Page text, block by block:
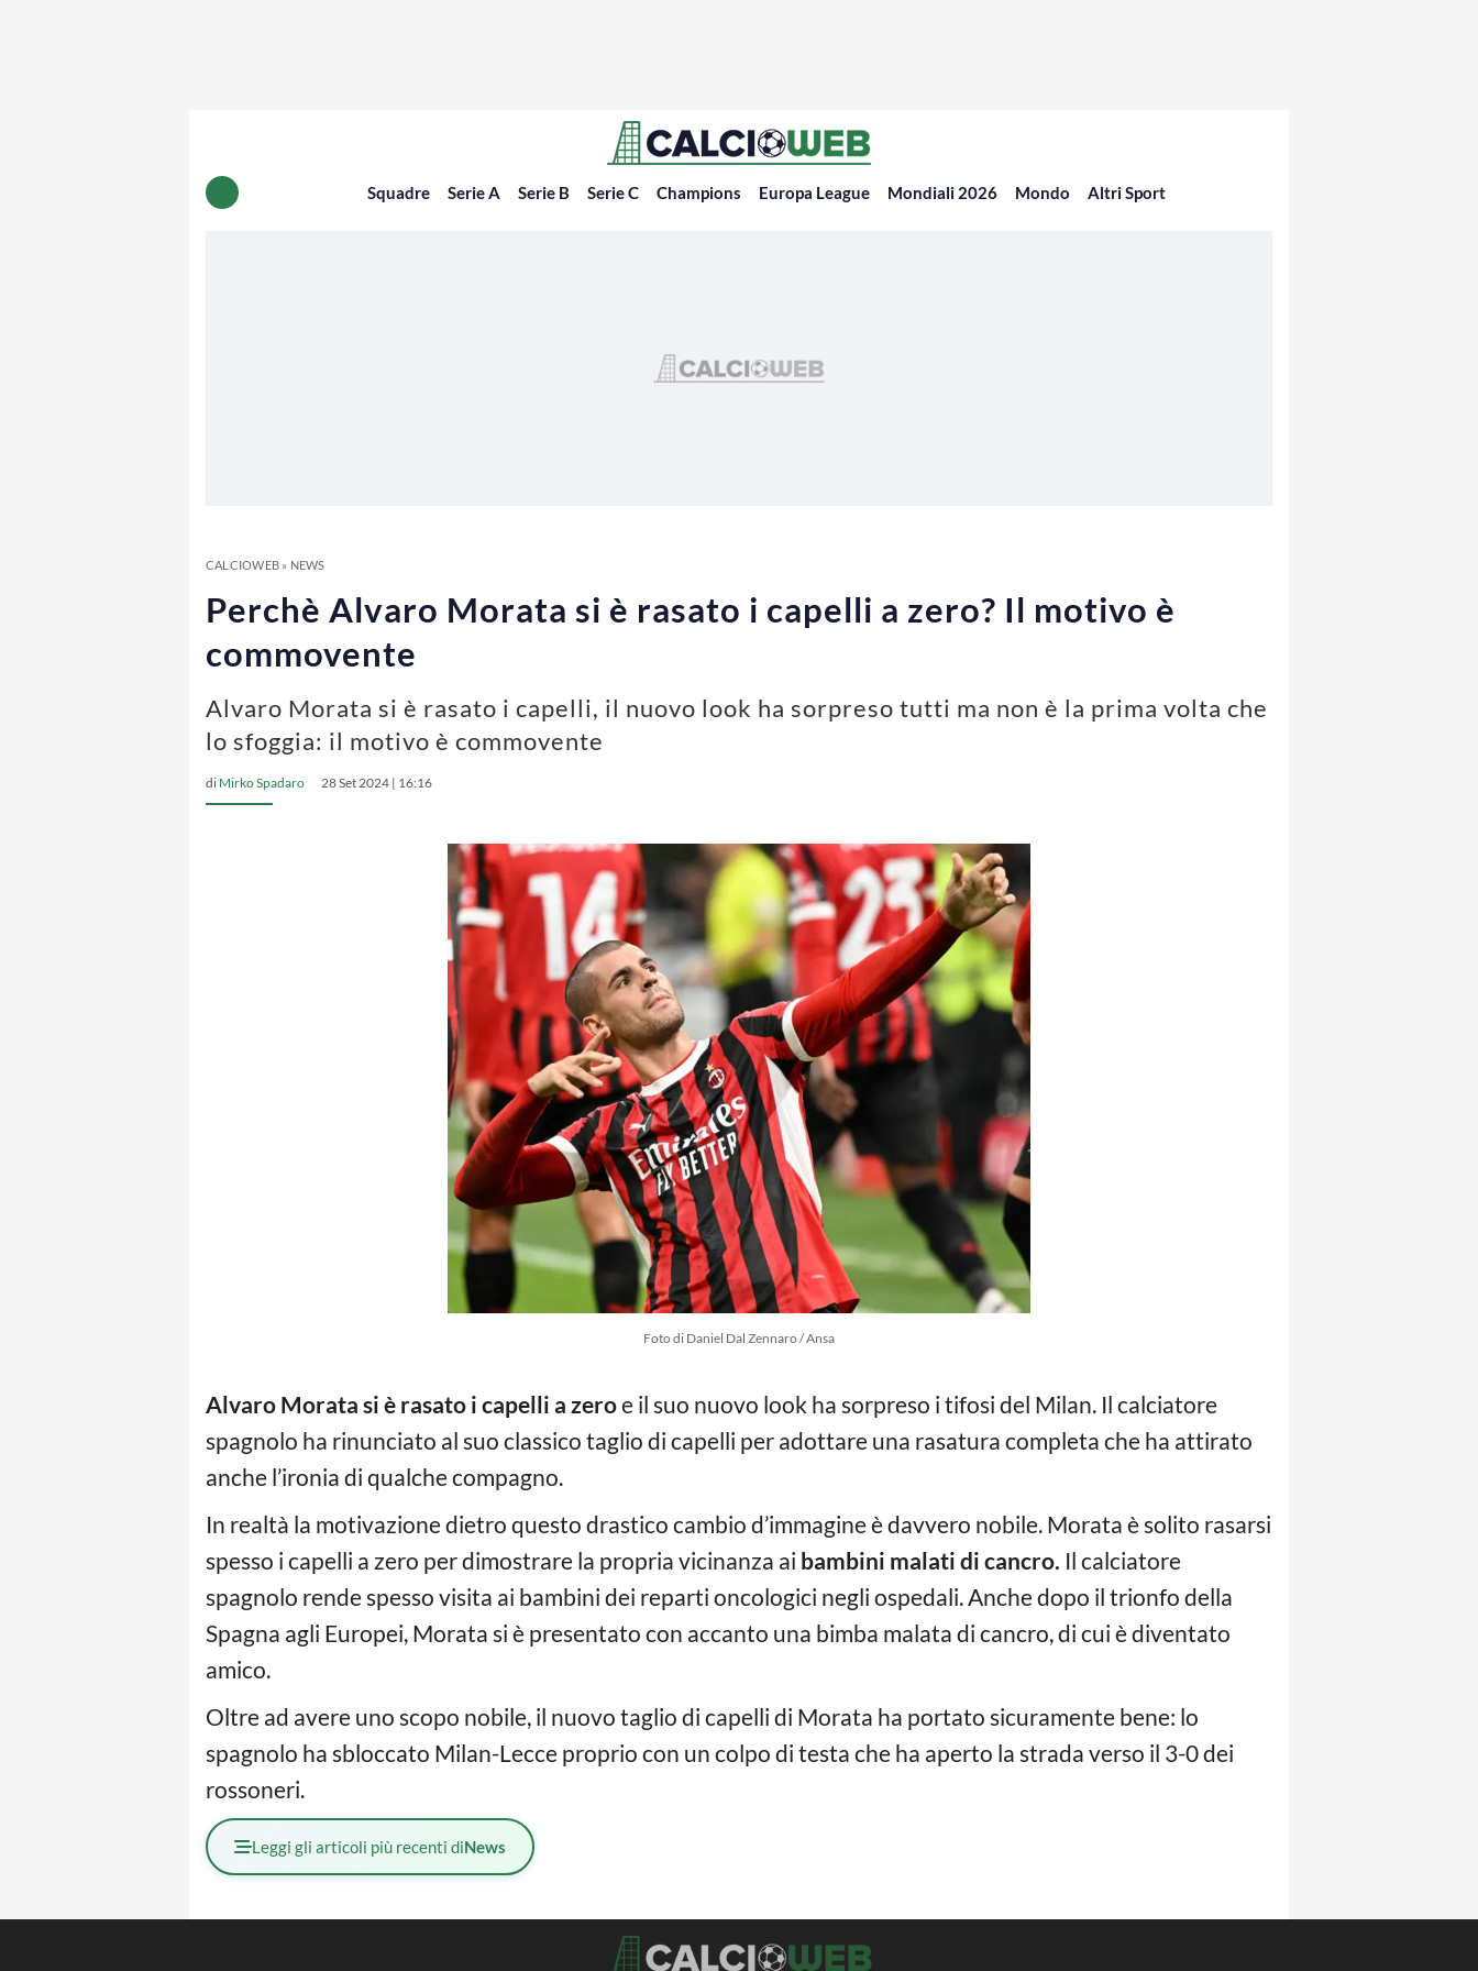
Squadre Serie A Serie B Serie C Champions Europa League Mondiali 2026 Mondo Altri Sport
CALCIOWEB» NEWS
Perchè Alvaro Morata si è rasato i capelli a zero? Il motivo è
commovente
Alvaro Morata si è rasato i capelli, il nuovo look ha sorpreso tutti ma non è la prima volta che
lo sfoggia: il motivo è commovente
di Mirko Spadaro 28 Set 2024 | 16:16
Foto di Daniel Dal Zennaro / Ansa
Alvaro Morata si è rasato i capelli a zeroe il suo nuovo look ha sorpreso i tifosi del Milan. Il calciatore
spagnolo ha rinunciato al suo classico taglio di capelli per adottare una rasatura completa che ha attirato
anche l’ironia di qualche compagno.
In realtà la motivazione dietro questo drastico cambio d’immagine è davvero nobile. Morata è solito rasarsi
spesso i capelli a zero per dimostrare la propria vicinanza ai bambini malati di cancro. Il calciatore
spagnolo rende spesso visita ai bambini dei reparti oncologici negli ospedali. Anche dopo il trionfo della
Spagna agli Europei, Morata si è presentato con accanto una bimba malata di cancro, di cui è diventato
amico.
Oltre ad avere uno scopo nobile, il nuovo taglio di capelli di Morata ha portato sicuramente bene: lo
spagnolo ha sbloccato Milan-Lecce proprio con un colpo di testa che ha aperto la strada verso il 3-0 dei
rossoneri.
Leggi gli articoli più recenti diNews